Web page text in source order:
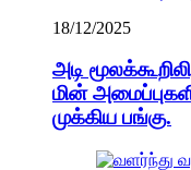
18/12/2025
அடி
மின்
முக்கிய பங்கு.